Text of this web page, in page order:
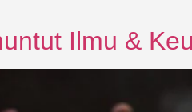
Ilmu &